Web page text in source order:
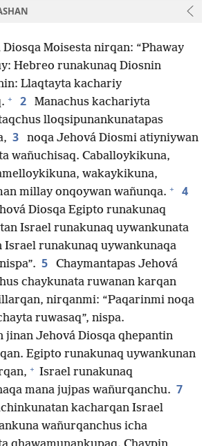
Moisesta nirqan: “Phaway
Hebreo runakunaq Diosnin
Llaqtayta kachariy
+ 2
Manachus kachariyta
lloqsipunankunatapas
3 noqa Jehová Diosmi atiyniywan
wañuchisaq. Caballoykikuna,
wakaykikuna,
millay onqoywan wañunqa. + 4
Diosqa Egipto runakunaq
Israel runakunaq uywankunata
Israel runakunaq uywankunaqa
nispa”. 5
Chaymantapas Jehová
chaykunata ruwanan karqan
nirqanmi: “Paqarinmi noqa
ruwasaq”, nispa.
jinan Jehová Diosqa qhepantin
Egipto runakunaq uywankunan
+ Israel runakunaq
mana jujpas wañurqanchu. 7
kacharqan Israel
wañurqanchus icha